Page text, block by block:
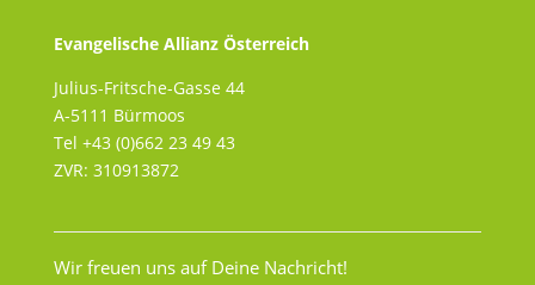
Evangelische Allianz Österreich
Julius-Fritsche-Gasse 44
A-5111 Bürmoos
Tel +43 (0)662 23 49 43
ZVR: 310913872
Wir freuen uns auf Deine Nachricht!